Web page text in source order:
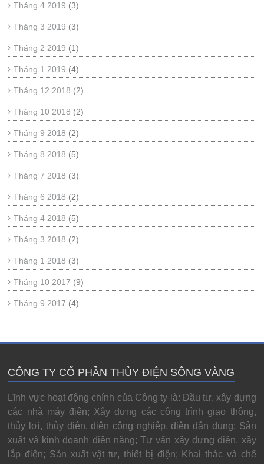
Tháng 4 2019 (3)
Tháng 3 2019 (3)
Tháng 2 2019 (1)
Tháng 1 2019 (4)
Tháng 12 2018 (2)
Tháng 10 2018 (2)
Tháng 9 2018 (2)
Tháng 8 2018 (5)
Tháng 7 2018 (3)
Tháng 6 2018 (2)
Tháng 4 2018 (5)
Tháng 3 2018 (2)
Tháng 1 2018 (3)
Tháng 10 2017 (9)
Tháng 9 2017 (4)
CÔNG TY CỔ PHẦN THỦY ĐIỆN SÔNG VÀNG
Lĩnh vực hoạt động chính của Công ty là: Đầu tư, xây dựng
các nhà máy điện; Xây dựng các công trình giao thông,
thủy lợi, thủy điện, điện công nghiệp, diện dân dụng; Sản
xuất và kinh doanh điện năng; Tư vấn xây dựng điện, xây
lắp điện; Sản xuất vật tư, thiết bị điện; Khai thác và chế